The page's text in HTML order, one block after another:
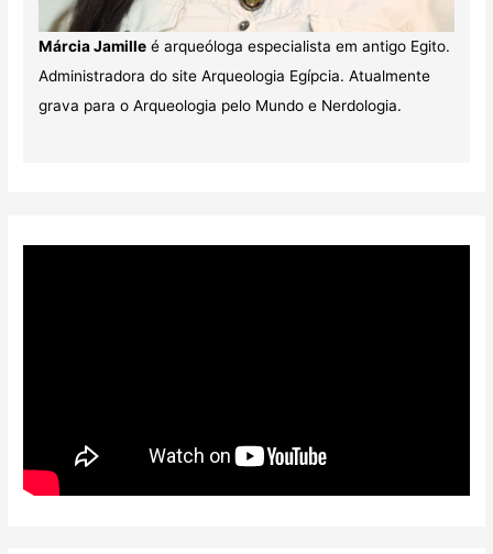
Márcia Jamilleé arqueóloga especialista em antigo Egito.
Administradora do site Arqueologia Egípcia. Atualmente
grava para o Arqueologia pelo Mundo e Nerdologia.